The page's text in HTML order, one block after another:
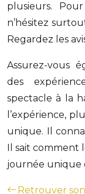
plusieurs.
n’hésitez
Regardez les
Assurez-vous
des
spectacle à la
l’expérience,
unique. Il
Il sait comment
journée unique
Retrouver son